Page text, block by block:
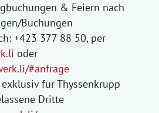
& Feiern nach
Buchungen
+423 377 88 50, per
oder
#anfrage
für Thyssenkrupp
Dritte